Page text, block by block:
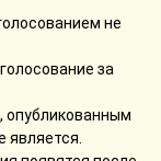
не
за
опубликованным
является.